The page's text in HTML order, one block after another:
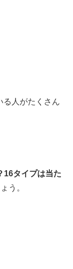
る人がたくさん
16タイプは当た
う。